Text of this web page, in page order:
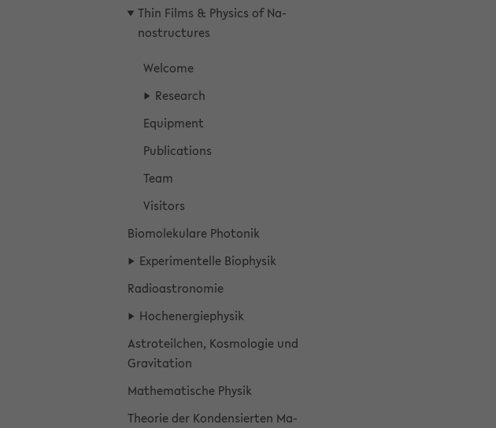
Thin Films & Phy­sics of Na­
nost­ruc­tu­res
Wel­co­me
Re­se­arch
Equip­ment
Pu­bli­ca­ti­ons
Team
Vi­si­tors
Bio­mo­le­ku­la­re Pho­to­nik
Ex­pe­ri­men­tel­le Bio­phy­sik
Ra­dio­as­tro­no­mie
Hoch­en­er­gie­phy­sik
As­tro­te­il­chen, Kos­mo­lo­gie und
Gra­vi­ta­ti­on
Ma­the­ma­ti­sche Phy­sik
Theo­rie der Kon­den­sier­ten Ma­